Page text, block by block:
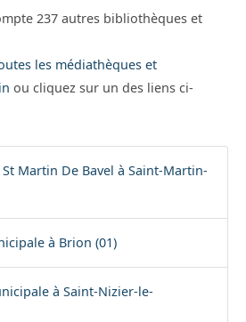
237 autres bibliothèques et
les médiathèques et
ou cliquez sur un des liens ci-
Martin De Bavel à Saint-Martin-
à Brion (01)
à Saint-Nizier-le-